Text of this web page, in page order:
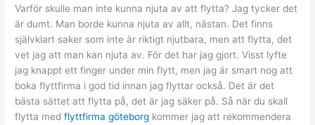
Varför skulle man inte kunna njuta av att flytta? Jag tycker det
är dumt. Man borde kunna njuta av allt, nästan. Det finns
självklart saker som inte är riktigt njutbara, men att flytta, det
vet jag att man kan njuta av. För det har jag gjort. Visst lyfte
jag knappt ett finger under min flytt, men jag är smart nog att
boka flyttfirma i god tid innan jag flyttar också. Det är det
bästa sättet att flytta på, det är jag säker på. Så när du skall
flytta medflyttfirma göteborg kommer jag att rekommendera